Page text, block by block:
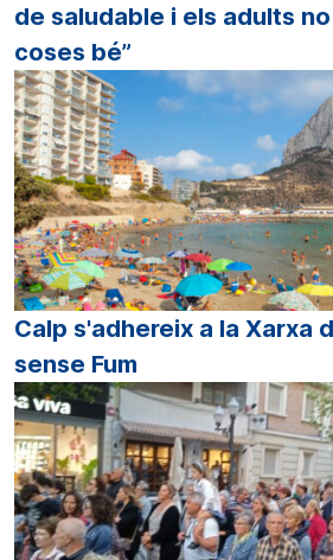
de saludable i els adults
coses bé”
Calp s'adhereix a la Xarxa
sense Fum